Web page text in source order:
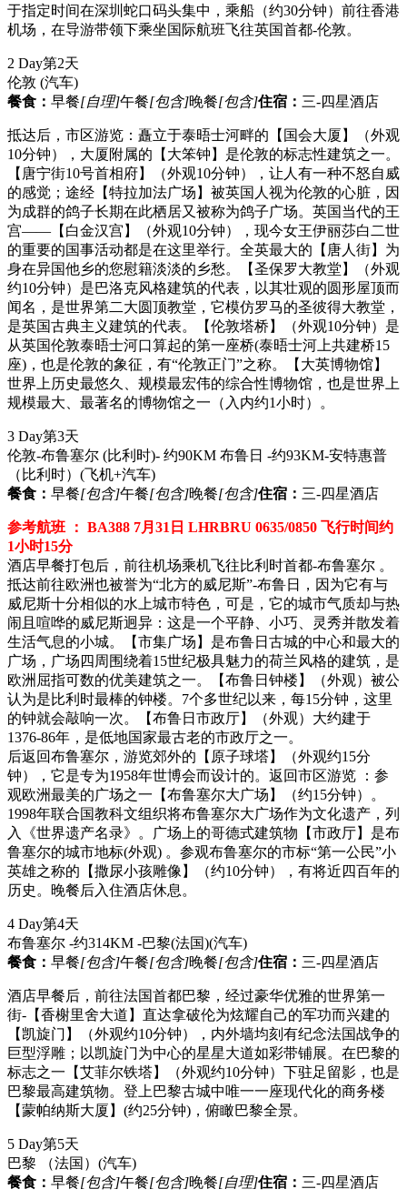
于指定时间在深圳蛇口码头集中，乘船（约30分钟）前往香港
机场，在导游带领下乘坐国际航班飞往英国首都-伦敦。
2 Day第2天
伦敦 (汽车)
餐食： 早餐[自理]午餐[包含]晚餐[包含]住宿： 三-四星酒店
抵达后，市区游览：矗立于泰晤士河畔的【国会大厦】（外观
10分钟），大厦附属的【大笨钟】是伦敦的标志性建筑之一。
【唐宁街10号首相府】（外观10分钟），让人有一种不怒自威
的感觉；途经【特拉加法广场】被英国人视为伦敦的心脏，因
为成群的鸽子长期在此栖居又被称为鸽子广场。英国当代的王
宫——【白金汉宫】（外观10分钟），现今女王伊丽莎白二世
的重要的国事活动都是在这里举行。全英最大的【唐人街】为
身在异国他乡的您慰籍淡淡的乡愁。【圣保罗大教堂】（外观
约10分钟）是巴洛克风格建筑的代表，以其壮观的圆形屋顶而
闻名，是世界第二大圆顶教堂，它模仿罗马的圣彼得大教堂，
是英国古典主义建筑的代表。【伦敦塔桥】（外观10分钟）是
从英国伦敦泰晤士河口算起的第一座桥(泰晤士河上共建桥15
座)，也是伦敦的象征，有“伦敦正门”之称。【大英博物馆】
世界上历史最悠久、规模最宏伟的综合性博物馆，也是世界上
规模最大、最著名的博物馆之一（入内约1小时）。
3 Day第3天
伦敦-布鲁塞尔 (比利时)- 约90KM 布鲁日 -约93KM-安特惠普
（比利时） (飞机+汽车)
餐食： 早餐[包含]午餐[包含]晚餐[包含]住宿： 三-四星酒店
参考航班 ： BA388 7月31日 LHRBRU 0635/0850 飞行时间约
1小时15分
酒店早餐打包后，前往机场乘机飞往比利时首都-布鲁塞尔 。
抵达前往欧洲也被誉为“北方的威尼斯”-布鲁日，因为它有与
威尼斯十分相似的水上城市特色，可是，它的城市气质却与热
闹且喧哗的威尼斯迥异：这是一个平静、小巧、灵秀并散发着
生活气息的小城。【市集广场】是布鲁日古城的中心和最大的
广场，广场四周围绕着15世纪极具魅力的荷兰风格的建筑，是
欧洲屈指可数的优美建筑之一。【布鲁日钟楼】（外观）被公
认为是比利时最棒的钟楼。7个多世纪以来，每15分钟，这里
的钟就会敲响一次。【布鲁日市政厅】（外观）大约建于
1376-86年，是低地国家最古老的市政厅之一。
后返回布鲁塞尔，游览郊外的【原子球塔】（外观约15分
钟），它是专为1958年世博会而设计的。返回市区游览 ：参
观欧洲最美的广场之一【布鲁塞尔大广场】（约15分钟）。
1998年联合国教科文组织将布鲁塞尔大广场作为文化遗产，列
入《世界遗产名录》。广场上的哥德式建筑物【市政厅】是布
鲁塞尔的城市地标(外观) 。参观布鲁塞尔的市标“第一公民”小
英雄之称的【撒尿小孩雕像】（约10分钟），有将近四百年的
历史。晚餐后入住酒店休息。
4 Day第4天
布鲁塞尔 -约314KM -巴黎(法国)(汽车)
餐食： 早餐[包含]午餐[包含]晚餐[包含]住宿： 三-四星酒店
酒店早餐后，前往法国首都巴黎，经过豪华优雅的世界第一
街-【香榭里舍大道】直达拿破伦为炫耀自己的军功而兴建的
【凯旋门】（外观约10分钟），内外墙均刻有纪念法国战争的
巨型浮雕；以凯旋门为中心的星星大道如彩带铺展。在巴黎的
标志之一【艾菲尔铁塔】（外观约10分钟）下驻足留影，也是
巴黎最高建筑物。登上巴黎古城中唯一一座现代化的商务楼
【蒙帕纳斯大厦】(约25分钟)，俯瞰巴黎全景。
5 Day第5天
巴黎 （法国） (汽车)
餐食： 早餐[包含]午餐[包含]晚餐[自理]住宿： 三-四星酒店